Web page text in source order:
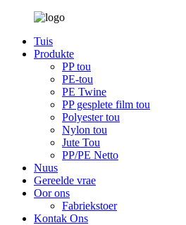
Tuis
Produkte
PP tou
PE-tou
PE Twine
PP gesplete film tou
Polyester tou
Nylon tou
Jute Tou
PP/PE Netto
Nuus
Gereelde vrae
Oor ons
Fabriekstoer
Kontak Ons